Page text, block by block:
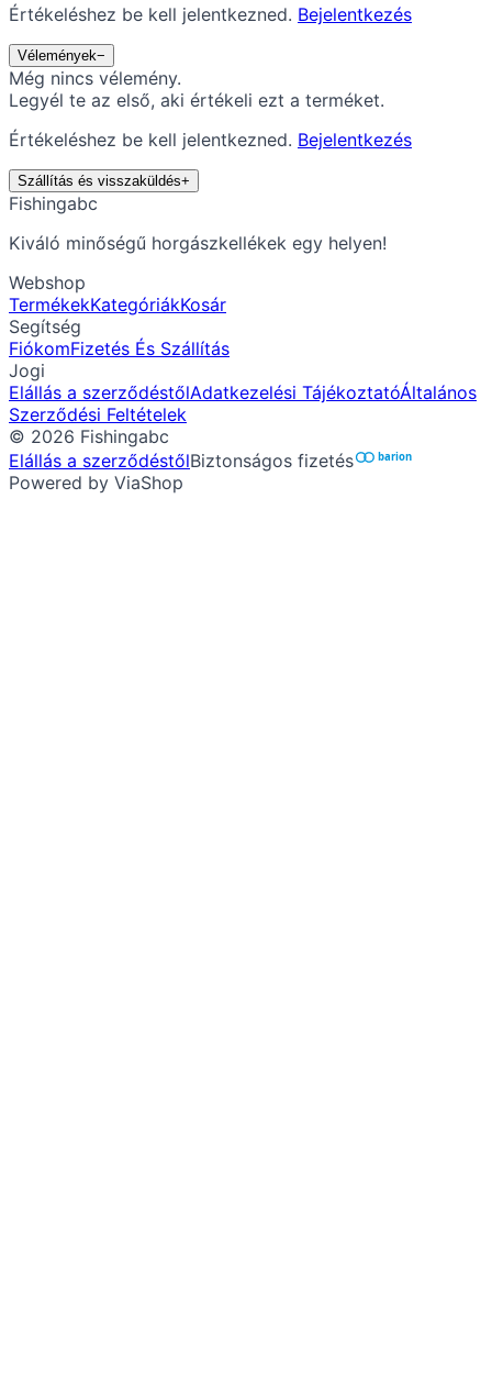
Értékeléshez be kell jelentkezned. Bejelentkezés
Vélemények−
Még nincs vélemény.
Legyél te az első, aki értékeli ezt a terméket.
Értékeléshez be kell jelentkezned. Bejelentkezés
Szállítás és visszaküldés+
Fishingabc
Kiváló minőségű horgászkellékek egy helyen!
Webshop
TermékekKategóriákKosár
Segítség
FiókomFizetés És Szállítás
Jogi
Elállás a szerződéstőlAdatkezelési TájékoztatóÁltalános
Szerződési Feltételek
© 2026 Fishingabc
Elállás a szerződéstőlBiztonságos fizetés barion
Powered by ViaShop